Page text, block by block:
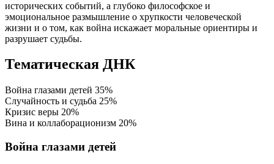
исторических событий, а глубоко философское и
эмоциональное размышление о хрупкости человеческой
жизни и о том, как война искажает моральные ориентиры и
разрушает судьбы.
Тематическая ДНК
Война глазами детей 35%
Случайность и судьба 25%
Кризис веры 20%
Вина и коллаборационизм 20%
Война глазами детей